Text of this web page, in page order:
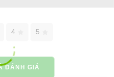
4 5
ĐÁNH GIÁ